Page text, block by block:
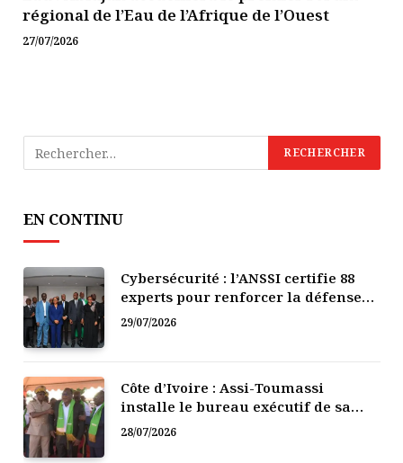
régional de l’Eau de l’Afrique de l’Ouest
27/07/2026
EN CONTINU
Cybersécurité : l’ANSSI certifie 88
experts pour renforcer la défense
numérique de la Côte d’Ivoire
29/07/2026
Côte d’Ivoire : Assi-Toumassi
installe le bureau exécutif de sa
mutuelle de développement
28/07/2026